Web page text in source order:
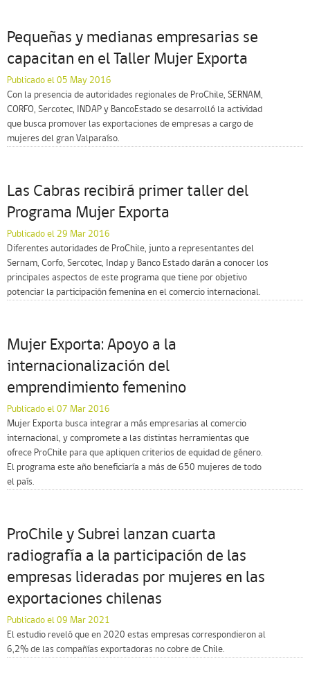
Pequeñas y medianas empresarias se
capacitan en el Taller Mujer Exporta
Publicado el 05 May 2016
Con la presencia de autoridades regionales de ProChile, SERNAM,
CORFO, Sercotec, INDAP y BancoEstado se desarrolló la actividad
que busca promover las exportaciones de empresas a cargo de
mujeres del gran Valparaíso.
Las Cabras recibirá primer taller del
Programa Mujer Exporta
Publicado el 29 Mar 2016
Diferentes autoridades de ProChile, junto a representantes del
Sernam, Corfo, Sercotec, Indap y Banco Estado darán a conocer los
principales aspectos de este programa que tiene por objetivo
potenciar la participación femenina en el comercio internacional.
Mujer Exporta: Apoyo a la
internacionalización del
emprendimiento femenino
Publicado el 07 Mar 2016
Mujer Exporta busca integrar a más empresarias al comercio
internacional, y compromete a las distintas herramientas que
ofrece ProChile para que apliquen criterios de equidad de género.
El programa este año beneficiaría a más de 650 mujeres de todo
el país.
ProChile y Subrei lanzan cuarta
radiografía a la participación de las
empresas lideradas por mujeres en las
exportaciones chilenas
Publicado el 09 Mar 2021
El estudio reveló que en 2020 estas empresas correspondieron al
6,2% de las compañías exportadoras no cobre de Chile.